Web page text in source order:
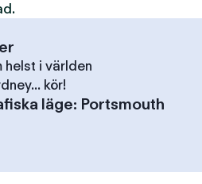
helst i världen
kör!
läge: Portsmouth